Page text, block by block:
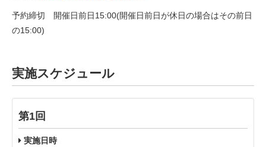
予約締切 開催日前日15:00(開催日前日が休日の場合はその前日
の15:00)
実施スケジュール
第1回
実施日時